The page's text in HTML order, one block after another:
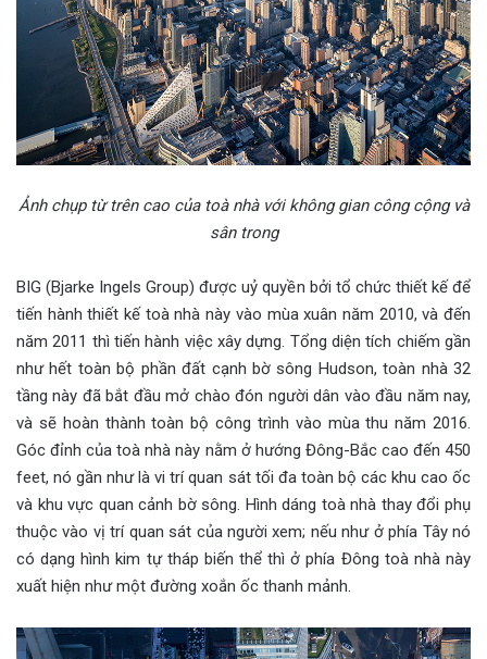
Ảnh chụp từ trên cao của toà nhà với không gian công cộng và
sân trong
BIG (Bjarke Ingels Group) được uỷ quyền bởi tổ chức thiết kế để
tiến hành thiết kế toà nhà này vào mùa xuân năm 2010, và đến
năm 2011 thì tiến hành việc xây dựng. Tổng diện tích chiếm gần
như hết toàn bộ phần đất cạnh bờ sông Hudson, toàn nhà 32
tầng này đã bắt đầu mở chào đón người dân vào đầu năm nay,
và sẽ hoàn thành toàn bộ công trình vào mùa thu năm 2016.
Góc đỉnh của toà nhà này nằm ở hướng Đông-Bắc cao đến 450
feet, nó gần như là vi trí quan sát tối đa toàn bộ các khu cao ốc
và khu vực quan cảnh bờ sông. Hình dáng toà nhà thay đổi phụ
thuộc vào vị trí quan sát của người xem; nếu như ở phía Tây nó
có dạng hình kim tự tháp biến thể thì ở phía Đông toà nhà này
xuất hiện như một đường xoắn ốc thanh mảnh.